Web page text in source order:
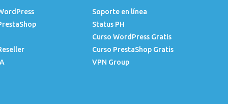
Soporte en línea
Status PH
Curso WordPress Gratis
Curso PrestaShop Gratis
VPN Group